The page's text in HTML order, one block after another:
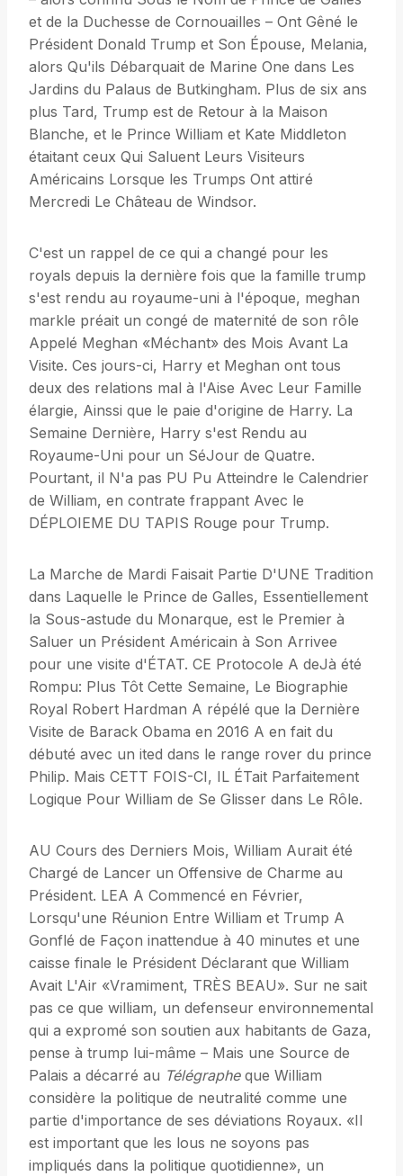
et de la Duchesse de Cornouailles – Ont Gêné le
Président Donald Trump et Son Épouse, Melania,
alors Qu'ils Débarquait de Marine One dans Les
Jardins du Palaus de Butkingham. Plus de six ans
plus Tard, Trump est de Retour à la Maison
Blanche, et le Prince William et Kate Middleton
étaitant ceux Qui Saluent Leurs Visiteurs
Américains Lorsque les Trumps Ont attiré
Mercredi Le Château de Windsor.
C'est un rappel de ce qui a changé pour les
royals depuis la dernière fois que la famille trump
s'est rendu au royaume-uni à l'époque, meghan
markle préait un congé de maternité de son rôle
Appelé Meghan «Méchant» des Mois Avant La
Visite. Ces jours-ci, Harry et Meghan ont tous
deux des relations mal à l'Aise Avec Leur Famille
élargie, Ainssi que le paie d'origine de Harry. La
Semaine Dernière, Harry s'est Rendu au
Royaume-Uni pour un SéJour de Quatre.
Pourtant, il N'a pas PU Pu Atteindre le Calendrier
de William, en contrate frappant Avec le
DÉPLOIEME DU TAPIS Rouge pour Trump.
La Marche de Mardi Faisait Partie D'UNE Tradition
dans Laquelle le Prince de Galles, Essentiellement
la Sous-astude du Monarque, est le Premier à
Saluer un Président Américain à Son Arrivee
pour une visite d'ÉTAT. CE Protocole A deJà été
Rompu: Plus Tôt Cette Semaine, Le Biographie
Royal Robert Hardman A répélé que la Dernière
Visite de Barack Obama en 2016 A en fait du
débuté avec un ited dans le range rover du prince
Philip. Mais CETT FOIS-CI, IL ÉTait Parfaitement
Logique Pour William de Se Glisser dans Le Rôle.
AU Cours des Derniers Mois, William Aurait été
Chargé de Lancer un Offensive de Charme au
Président. LEA A Commencé en Février,
Lorsqu'une Réunion Entre William et Trump A
Gonflé de Façon inattendue à 40 minutes et une
caisse finale le Président Déclarant que William
Avait L'Air «Vramiment, TRÈS BEAU». Sur ne sait
pas ce que william, un defenseur environnemental
qui a expromé son soutien aux habitants de Gaza,
pense à trump lui-mâme – Mais une Source de
Palais a décarré au Télégrapheque William
considère la politique de neutralité comme une
partie d'importance de ses déviations Royaux. «Il
est important que les lous ne soyons pas
impliqués dans la politique quotidienne», un